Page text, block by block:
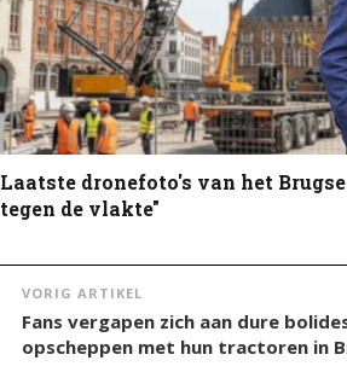
Laatste dronefoto's van het
tegen de vlakte"
VORIG ARTIKEL
Fans vergapen zich aan dure
opscheppen met hun tractoren in